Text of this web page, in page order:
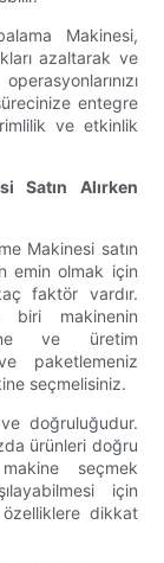
Makinesi,
azaltarak ve
entegre
ve etkinlik
Satın Alırken
Makinesi satın
emin olmak için
faktör vardır.
biri makinenin
ve üretim
paketlemeniz
seçmelisiniz.
doğruluğudur.
ürünleri doğru
seçmek
için
dikkat